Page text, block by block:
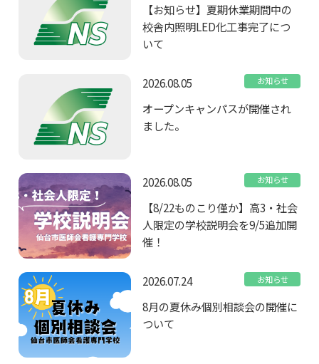
【お知らせ】夏期休業期間中の
校舎内照明LED化工事完了につ
いて
2026.08.05 お知らせ
オープンキャンパスが開催され
ました。
2026.08.05 お知らせ
【8/22ものこり僅か】高3・社会
人限定の学校説明会を9/5追加開
催！
2026.07.24 お知らせ
8月の夏休み個別相談会の開催に
ついて